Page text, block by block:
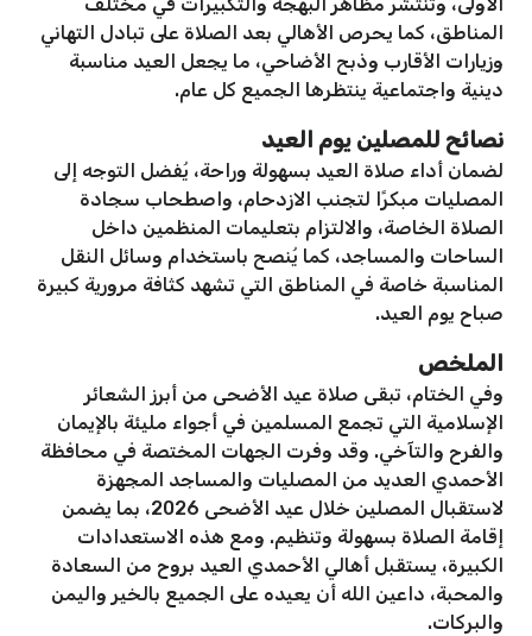
المناطق، كما يحرص الأهالي بعد الصلاة على تبادل التهاني
وزيارات الأقارب وذبح الأضاحي، ما يجعل العيد مناسبة
دينية واجتماعية ينتظرها الجميع كل عام.
نصائح للمصلين يوم العيد
لضمان أداء صلاة العيد بسهولة وراحة، يُفضل التوجه إلى
المصليات مبكرًا لتجنب الازدحام، واصطحاب سجادة
الصلاة الخاصة، والالتزام بتعليمات المنظمين داخل
الساحات والمساجد، كما يُنصح باستخدام وسائل النقل
المناسبة خاصة في المناطق التي تشهد كثافة مرورية كبيرة
صباح يوم العيد.
الملخص
وفي الختام، تبقى صلاة عيد الأضحى من أبرز الشعائر
الإسلامية التي تجمع المسلمين في أجواء مليئة بالإيمان
والفرح والتآخي. وقد وفرت الجهات المختصة في محافظة
الأحمدي العديد من المصليات والمساجد المجهزة
لاستقبال المصلين خلال عيد الأضحى 2026، بما يضمن
إقامة الصلاة بسهولة وتنظيم. ومع هذه الاستعدادات
الكبيرة، يستقبل أهالي الأحمدي العيد بروح من السعادة
والمحبة، داعين الله أن يعيده على الجميع بالخير واليمن
والبركات.